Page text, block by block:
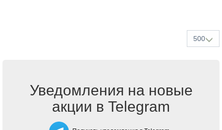
500
Уведомления на новые
акции в Telegram